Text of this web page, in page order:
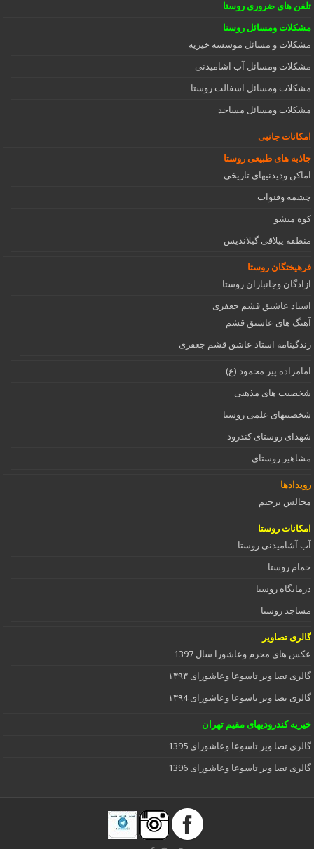
تلفن های ضروری روستا
مشکلات ومسائل روستا
مشکلات و مسائل موسسه خیریه
مشکلات ومسائل آب اشامیدنی
مشکلات ومسائل اسفالت روستا
مشکلات ومسائل مساجد
امکانات جانبی
جاذبه های طبیعی روستا
اماکن ودیدنیهای تاریخی
چشمه وقنوات
کوه میشو
منطقه ییلاقی گیلاندیس
فرهیختگان روستا
ازادگان وجانبازان روستا
استاد عاشیق قشم جعفری
آهنگ های عاشیق قشم
زندگینامه استاد عاشق قشم جعفری
امامزاده پیر محمود (ع)
شخصیت های مذهبی
شخصیتهای علمی روستا
شهدای روستای کندرود
مشاهیر روستای
رویدادها
مجالس ترحیم
امکانات روستا
آب آشامیدنی روستا
حمام روستا
درمانگاه روستا
مساجد روستا
گالری تصاویر
عکس های محرم وعاشورا سال 1397
گالری تصا ویر تاسوعا وعاشورای ۱۳۹۳
گالری تصا ویر تاسوعا وعاشورای ۱۳۹4
خیریه کندرودیهای مقیم تهران
گالری تصا ویر تاسوعا وعاشورای 1395
گالری تصا ویر تاسوعا وعاشورای 1396